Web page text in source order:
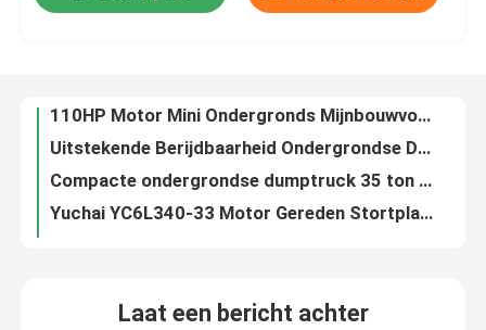
Contacten
Video's
Ondergrondse Stortplaatsvrachtwagen
Materiële Transporter Mini Tunnel 5 Ton Dump Truck Robuuste Prestaties
Diesel YUNEI 4102 Motor 95HP Kleine ondergrondse mijnbouwtruck UQ-7
Laadwagen Ondergrondse mijnbouwvrachtwagen 4 Wheeler wendbaar ontwerp
Krachtige 4x2-kiepwagen Zijrijdende 12-tons kiepwagen
Laat een bericht achter